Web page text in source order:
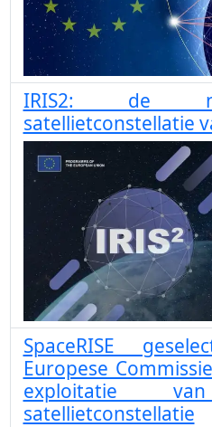
IRIS2: de
satellietconstellatie
SpaceRISE
Europese
exploitatie
satellietconstellatie